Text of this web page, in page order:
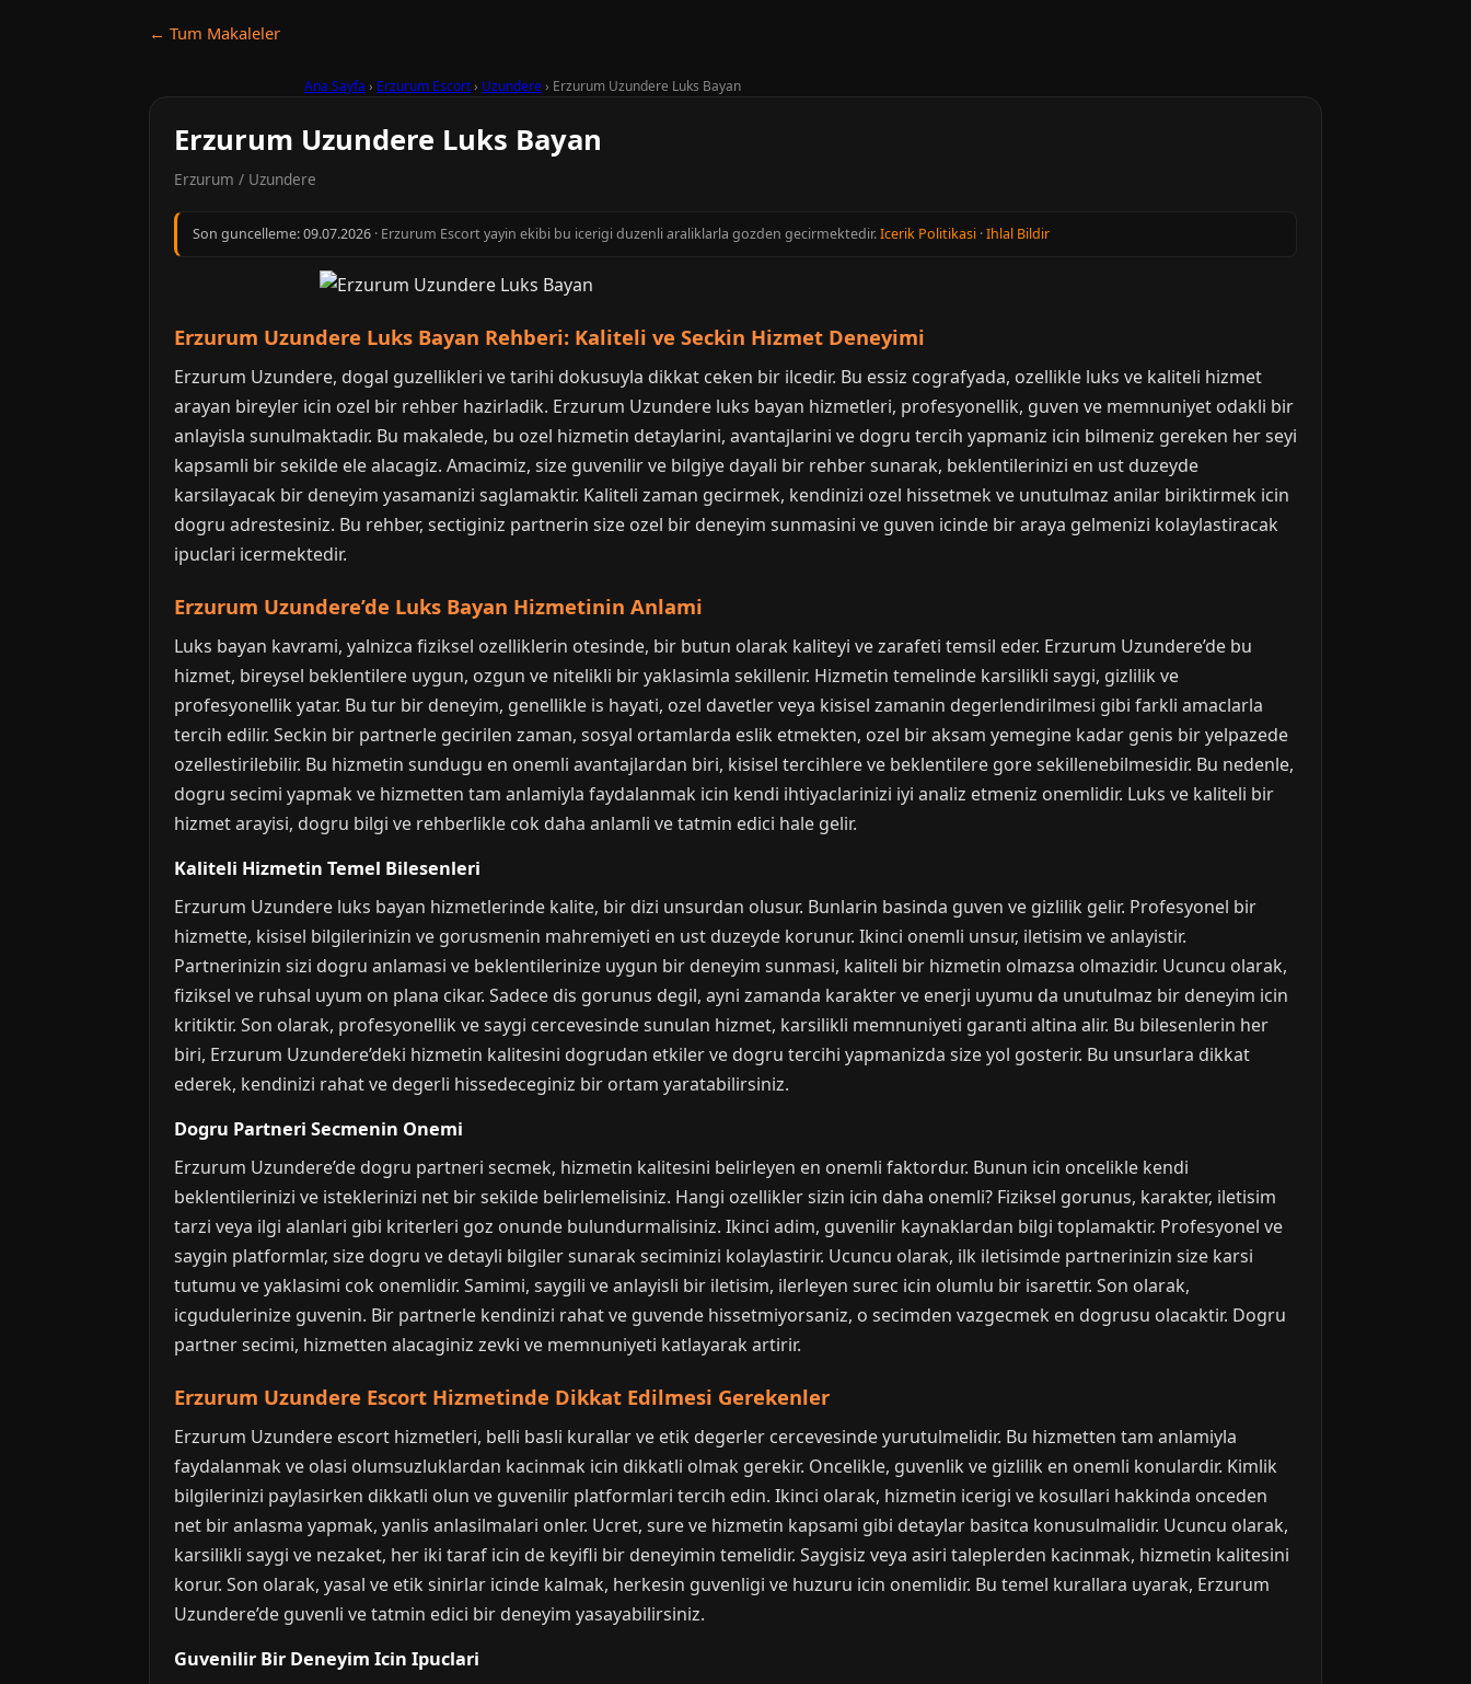
← Tum Makaleler
Ana Sayfa › Erzurum Escort› Uzundere› Erzurum Uzundere Luks Bayan
Erzurum Uzundere Luks Bayan
Erzurum / Uzundere
Son guncelleme:09.07.2026 · Erzurum Escort yayin ekibi bu icerigi duzenli araliklarla gozden gecirmektedir.Icerik Politikasi ·Ihlal Bildir
Erzurum Uzundere Luks Bayan Rehberi: Kaliteli ve Seckin Hizmet Deneyimi
Erzurum Uzundere, dogal guzellikleri ve tarihi dokusuyla dikkat ceken bir ilcedir. Bu essiz cografyada, ozellikle luks ve kaliteli hizmet
arayan bireyler icin ozel bir rehber hazirladik. Erzurum Uzundere luks bayan hizmetleri, profesyonellik, guven ve memnuniyet odakli bir
anlayisla sunulmaktadir. Bu makalede, bu ozel hizmetin detaylarini, avantajlarini ve dogru tercih yapmaniz icin bilmeniz gereken her seyi
kapsamli bir sekilde ele alacagiz. Amacimiz, size guvenilir ve bilgiye dayali bir rehber sunarak, beklentilerinizi en ust duzeyde
karsilayacak bir deneyim yasamanizi saglamaktir. Kaliteli zaman gecirmek, kendinizi ozel hissetmek ve unutulmaz anilar biriktirmek icin
dogru adrestesiniz. Bu rehber, sectiginiz partnerin size ozel bir deneyim sunmasini ve guven icinde bir araya gelmenizi kolaylastiracak
ipuclari icermektedir.
Erzurum Uzundere’de Luks Bayan Hizmetinin Anlami
Luks bayan kavrami, yalnizca fiziksel ozelliklerin otesinde, bir butun olarak kaliteyi ve zarafeti temsil eder. Erzurum Uzundere’de bu
hizmet, bireysel beklentilere uygun, ozgun ve nitelikli bir yaklasimla sekillenir. Hizmetin temelinde karsilikli saygi, gizlilik ve
profesyonellik yatar. Bu tur bir deneyim, genellikle is hayati, ozel davetler veya kisisel zamanin degerlendirilmesi gibi farkli amaclarla
tercih edilir. Seckin bir partnerle gecirilen zaman, sosyal ortamlarda eslik etmekten, ozel bir aksam yemegine kadar genis bir yelpazede
ozellestirilebilir. Bu hizmetin sundugu en onemli avantajlardan biri, kisisel tercihlere ve beklentilere gore sekillenebilmesidir. Bu nedenle,
dogru secimi yapmak ve hizmetten tam anlamiyla faydalanmak icin kendi ihtiyaclarinizi iyi analiz etmeniz onemlidir. Luks ve kaliteli bir
hizmet arayisi, dogru bilgi ve rehberlikle cok daha anlamli ve tatmin edici hale gelir.
Kaliteli Hizmetin Temel Bilesenleri
Erzurum Uzundere luks bayan hizmetlerinde kalite, bir dizi unsurdan olusur. Bunlarin basinda guven ve gizlilik gelir. Profesyonel bir
hizmette, kisisel bilgilerinizin ve gorusmenin mahremiyeti en ust duzeyde korunur. Ikinci onemli unsur, iletisim ve anlayistir.
Partnerinizin sizi dogru anlamasi ve beklentilerinize uygun bir deneyim sunmasi, kaliteli bir hizmetin olmazsa olmazidir. Ucuncu olarak,
fiziksel ve ruhsal uyum on plana cikar. Sadece dis gorunus degil, ayni zamanda karakter ve enerji uyumu da unutulmaz bir deneyim icin
kritiktir. Son olarak, profesyonellik ve saygi cercevesinde sunulan hizmet, karsilikli memnuniyeti garanti altina alir. Bu bilesenlerin her
biri, Erzurum Uzundere’deki hizmetin kalitesini dogrudan etkiler ve dogru tercihi yapmanizda size yol gosterir. Bu unsurlara dikkat
ederek, kendinizi rahat ve degerli hissedeceginiz bir ortam yaratabilirsiniz.
Dogru Partneri Secmenin Onemi
Erzurum Uzundere’de dogru partneri secmek, hizmetin kalitesini belirleyen en onemli faktordur. Bunun icin oncelikle kendi
beklentilerinizi ve isteklerinizi net bir sekilde belirlemelisiniz. Hangi ozellikler sizin icin daha onemli? Fiziksel gorunus, karakter, iletisim
tarzi veya ilgi alanlari gibi kriterleri goz onunde bulundurmalisiniz. Ikinci adim, guvenilir kaynaklardan bilgi toplamaktir. Profesyonel ve
saygin platformlar, size dogru ve detayli bilgiler sunarak seciminizi kolaylastirir. Ucuncu olarak, ilk iletisimde partnerinizin size karsi
tutumu ve yaklasimi cok onemlidir. Samimi, saygili ve anlayisli bir iletisim, ilerleyen surec icin olumlu bir isarettir. Son olarak,
icgudulerinize guvenin. Bir partnerle kendinizi rahat ve guvende hissetmiyorsaniz, o secimden vazgecmek en dogrusu olacaktir. Dogru
partner secimi, hizmetten alacaginiz zevki ve memnuniyeti katlayarak artirir.
Erzurum Uzundere Escort Hizmetinde Dikkat Edilmesi Gerekenler
Erzurum Uzundere escort hizmetleri, belli basli kurallar ve etik degerler cercevesinde yurutulmelidir. Bu hizmetten tam anlamiyla
faydalanmak ve olasi olumsuzluklardan kacinmak icin dikkatli olmak gerekir. Oncelikle, guvenlik ve gizlilik en onemli konulardir. Kimlik
bilgilerinizi paylasirken dikkatli olun ve guvenilir platformlari tercih edin. Ikinci olarak, hizmetin icerigi ve kosullari hakkinda onceden
net bir anlasma yapmak, yanlis anlasilmalari onler. Ucret, sure ve hizmetin kapsami gibi detaylar basitca konusulmalidir. Ucuncu olarak,
karsilikli saygi ve nezaket, her iki taraf icin de keyifli bir deneyimin temelidir. Saygisiz veya asiri taleplerden kacinmak, hizmetin kalitesini
korur. Son olarak, yasal ve etik sinirlar icinde kalmak, herkesin guvenligi ve huzuru icin onemlidir. Bu temel kurallara uyarak, Erzurum
Uzundere’de guvenli ve tatmin edici bir deneyim yasayabilirsiniz.
Guvenilir Bir Deneyim Icin Ipuclari